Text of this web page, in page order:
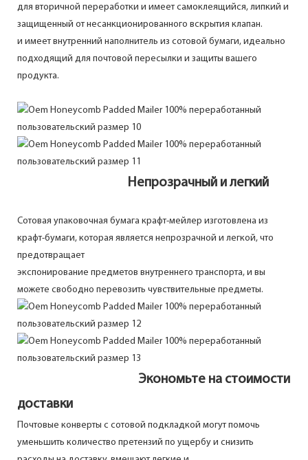
для вторичной переработки и имеет самоклеящийся, липкий и
защищенный от несанкционированного вскрытия клапан.
и имеет внутренний наполнитель из сотовой бумаги, идеально
подходящий для почтовой пересылки и защиты вашего
продукта.
Непрозрачный и легкий
Сотовая упаковочная бумага крафт-мейлер изготовлена из
крафт-бумаги, которая является непрозрачной и легкой, что
предотвращает
экспонирование предметов внутреннего транспорта, и вы
можете свободно перевозить чувствительные предметы.
Экономьте на стоимости
доставки
Почтовые конверты с сотовой подкладкой могут помочь
уменьшить количество претензий по ущербу и снизить